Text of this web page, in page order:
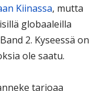
Kiinassa, mutta
globaaleilla
2. Kyseessä on
ole saatu.
tarjoaa